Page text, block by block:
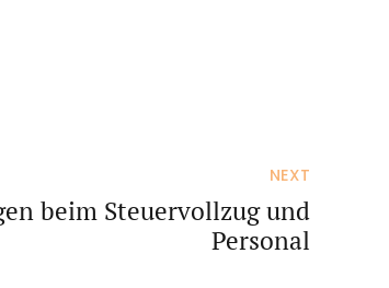
NEXT
beim Steuervollzug und
Personal